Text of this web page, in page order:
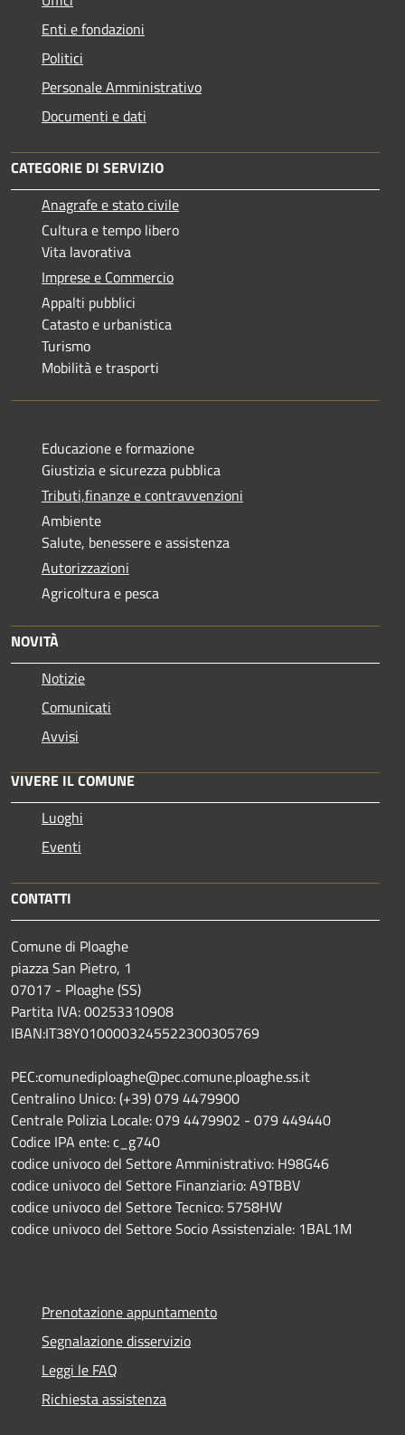
Enti e fondazioni
Politici
Personale Amministrativo
Documenti e dati
CATEGORIE DI SERVIZIO
Anagrafe e stato civile
Cultura e tempo libero
Vita lavorativa
Imprese e Commercio
Appalti pubblici
Catasto e urbanistica
Turismo
Mobilità e trasporti
Educazione e formazione
Giustizia e sicurezza pubblica
Tributi,finanze e contravvenzioni
Ambiente
Salute, benessere e assistenza
Autorizzazioni
Agricoltura e pesca
NOVITÀ
Notizie
Comunicati
Avvisi
VIVERE IL COMUNE
Luoghi
Eventi
CONTATTI
Comune di Ploaghe
piazza San Pietro, 1
07017 - Ploaghe (SS)
Partita IVA: 00253310908
IBAN:IT38Y0100003245522300305769
PEC:comunediploaghe@pec.comune.ploaghe.ss.it
Centralino Unico: (+39) 079 4479900
Centrale Polizia Locale: 079 4479902 - 079 449440
Codice IPA ente: c_g740
codice univoco del Settore Amministrativo: H98G46
codice univoco del Settore Finanziario: A9TBBV
codice univoco del Settore Tecnico: 5758HW
codice univoco del Settore Socio Assistenziale: 1BAL1M
Prenotazione appuntamento
Segnalazione disservizio
Leggi le FAQ
Richiesta assistenza